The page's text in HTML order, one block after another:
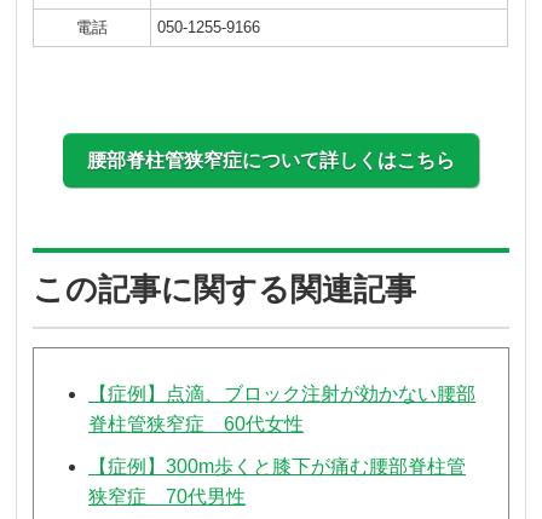
電話 050-1255-9166
腰部脊柱管狭窄症について詳しくはこちら
この記事に関する関連記事
【症例】点滴、ブロック注射が効かない腰部
脊柱管狭窄症 60代女性
【症例】300m歩くと膝下が痛む腰部脊柱管
狭窄症 70代男性